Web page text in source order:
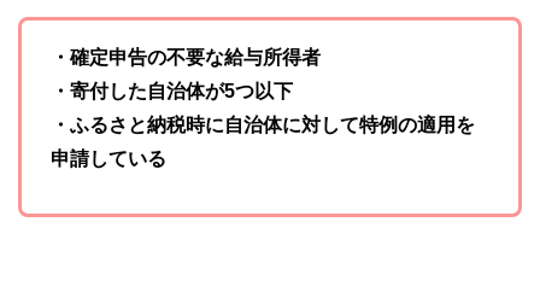
・確定申告の不要な給与所得者
・寄付した自治体が5つ以下
・ふるさと納税時に自治体に対して特例の適用を
申請している